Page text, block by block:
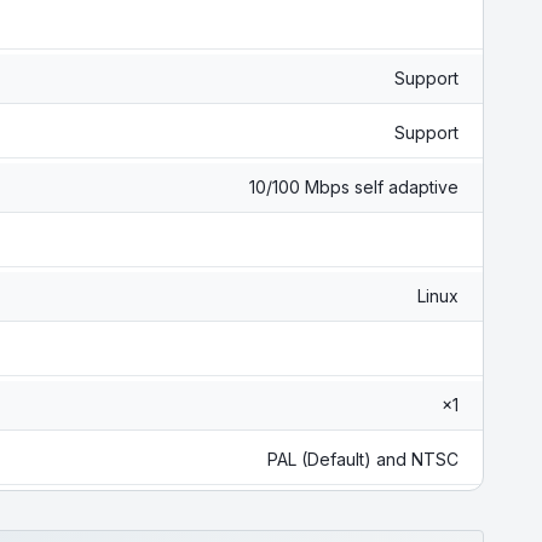
Support
Support
10/100 Mbps self adaptive
Linux
×1
PAL (Default) and NTSC